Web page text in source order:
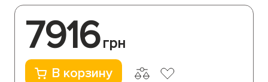
7916грн
В корзину